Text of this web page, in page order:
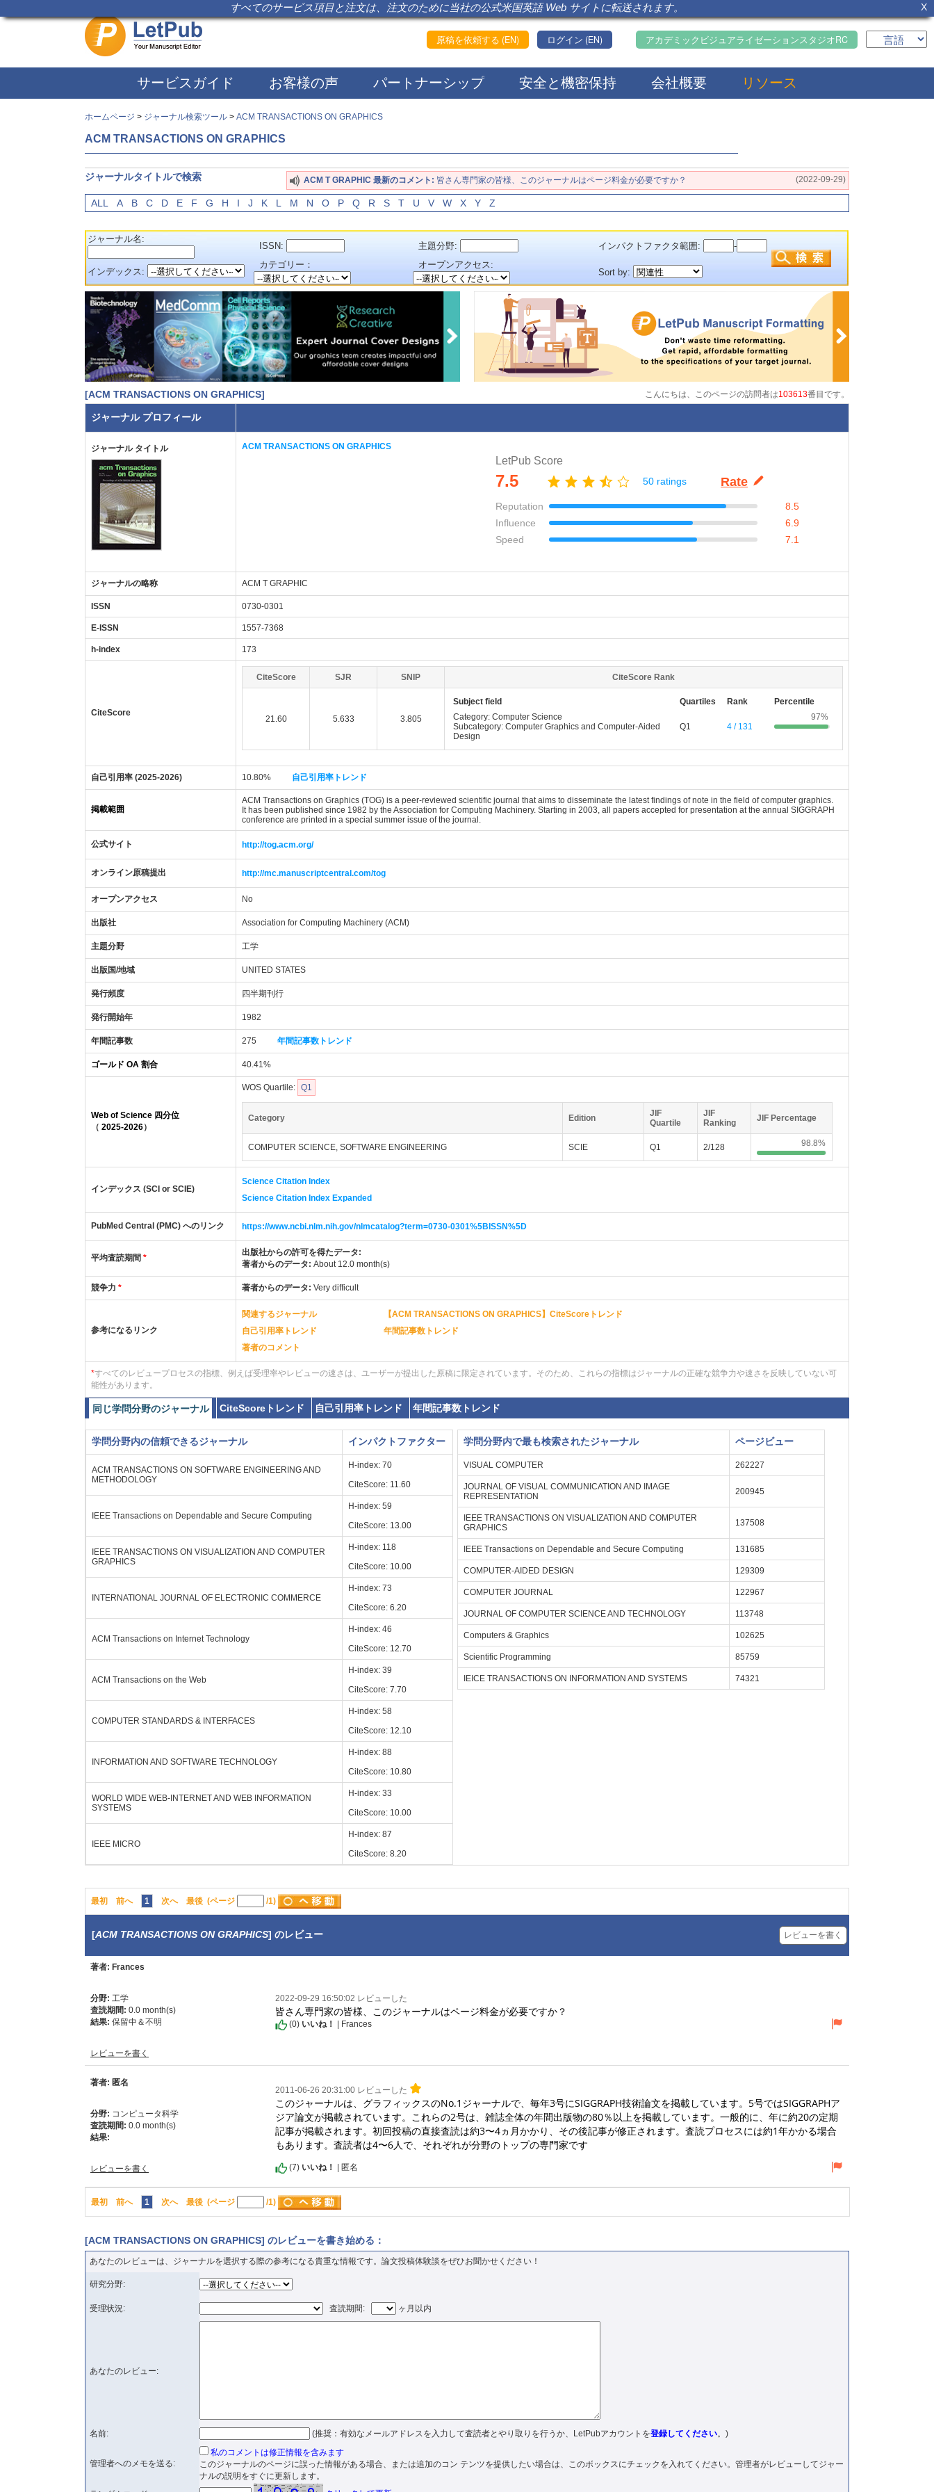
X
すべてのサービス項目と注文は、注文のために当社の公式米国英語 Web サイトに転送されます。
アカデミックビジュアライゼーションスタジオRC
ログイン (EN)
原稿を依頼する (EN)
サービスガイド お客様の声 パートナーシップ 安全と機密保持 会社概要 リソース
ホームページ > ジャーナル検索ツール > ACM TRANSACTIONS ON GRAPHICS
ACM TRANSACTIONS ON GRAPHICS
ジャーナルタイトルで検索 ACM T GRAPHIC 最新のコメント: 皆さん専門家の皆様、このジャーナルはページ料金が必要ですか？ (2022-09-29)
ALL A B C D E F G H I J K L M N O P Q R S T U V W X Y Z
ジャーナル名:
ISSN: 主題分野: インパクトファクタ範囲: -
インデックス:
カテゴリー： オープンアクセス:
Sort by:
[ACM TRANSACTIONS ON GRAPHICS] こんにちは、このページの訪問者は103613番目です。
ジャーナル プロフィール
ジャーナル タイトル ACM TRANSACTIONS ON GRAPHICS
LetPub Score
7.5 50 ratings Rate
Reputation
8.5
Influence
6.9
Speed
7.1
ジャーナルの略称 ACM T GRAPHIC
ISSN 0730-0301
E-ISSN 1557-7368
h-index 173
CiteScore
CiteScore SJR SNIP CiteScore Rank
21.60 5.633 3.805
Subject field Quartiles Rank
Percentile
Category: Computer Science
Subcategory: Computer Graphics and Computer-Aided
Design
Q1 4 / 131
97%
自己引用率 (2025-2026) 10.80% 自己引用率トレンド
掲載範囲
ACM Transactions on Graphics (TOG) is a peer-reviewed scientific journal that aims to disseminate the latest findings of note in the field of computer graphics.
It has been published since 1982 by the Association for Computing Machinery. Starting in 2003, all papers accepted for presentation at the annual SIGGRAPH
conference are printed in a special summer issue of the journal.
公式サイト http://tog.acm.org/
オンライン原稿提出 http://mc.manuscriptcentral.com/tog
オープンアクセス No
出版社 Association for Computing Machinery (ACM)
主題分野 工学
出版国/地域 UNITED STATES
発行頻度 四半期刊行
発行開始年 1982
年間記事数 275 年間記事数トレンド
ゴールド OA 割合 40.41%
Web of Science 四分位
（ 2025-2026）
WOS Quartile: Q1
Category Edition
JIF
Quartile
JIF
Ranking
JIF Percentage
COMPUTER SCIENCE, SOFTWARE ENGINEERING SCIE Q1 2/128 98.8%
インデックス (SCI or SCIE)
Science Citation Index
Science Citation Index Expanded
PubMed Central (PMC) へのリンク https://www.ncbi.nlm.nih.gov/nlmcatalog?term=0730-0301%5BISSN%5D
平均査読期間 *
出版社からの許可を得たデータ:
著者からのデータ: About 12.0 month(s)
競争力 * 著者からのデータ: Very difficult
参考になるリンク
関連するジャーナル
【ACM TRANSACTIONS ON GRAPHICS】CiteScoreトレンド
自己引用率トレンド
年間記事数トレンド
著者のコメント
*すべてのレビュープロセスの指標、例えば受理率やレビューの速さは、ユーザーが提出した原稿に限定されています。そのため、これらの指標はジャーナルの正確な競争力や速さを反映していない可
能性があります。
同じ学問分野のジャーナル CiteScoreトレンド 自己引用率トレンド 年間記事数トレンド
学問分野内の信頼できるジャーナル インパクトファクター
ACM TRANSACTIONS ON SOFTWARE ENGINEERING AND
METHODOLOGY
H-index: 70
CiteScore: 11.60
IEEE Transactions on Dependable and Secure Computing
H-index: 59
CiteScore: 13.00
IEEE TRANSACTIONS ON VISUALIZATION AND COMPUTER
GRAPHICS
H-index: 118
CiteScore: 10.00
INTERNATIONAL JOURNAL OF ELECTRONIC COMMERCE
H-index: 73
CiteScore: 6.20
ACM Transactions on Internet Technology
H-index: 46
CiteScore: 12.70
ACM Transactions on the Web
H-index: 39
CiteScore: 7.70
COMPUTER STANDARDS & INTERFACES
H-index: 58
CiteScore: 12.10
INFORMATION AND SOFTWARE TECHNOLOGY
H-index: 88
CiteScore: 10.80
WORLD WIDE WEB-INTERNET AND WEB INFORMATION
SYSTEMS
H-index: 33
CiteScore: 10.00
IEEE MICRO
H-index: 87
CiteScore: 8.20
学問分野内で最も検索されたジャーナル ページビュー
VISUAL COMPUTER 262227
JOURNAL OF VISUAL COMMUNICATION AND IMAGE
REPRESENTATION
200945
IEEE TRANSACTIONS ON VISUALIZATION AND COMPUTER
GRAPHICS
137508
IEEE Transactions on Dependable and Secure Computing 131685
COMPUTER-AIDED DESIGN 129309
COMPUTER JOURNAL 122967
JOURNAL OF COMPUTER SCIENCE AND TECHNOLOGY 113748
Computers & Graphics 102625
Scientific Programming 85759
IEICE TRANSACTIONS ON INFORMATION AND SYSTEMS 74321
最初 前へ 1 次へ 最後 (ページ /1)
[ACM TRANSACTIONS ON GRAPHICS] のレビュー レビューを書く
著者: Frances
分野: 工学
査読期間: 0.0 month(s)
結果: 保留中＆不明
レビューを書く
2022-09-29 16:50:02 レビューした
皆さん専門家の皆様、このジャーナルはページ料金が必要ですか？
(0) いいね！ | Frances
著者: 匿名
分野: コンピュータ科学
査読期間: 0.0 month(s)
結果:
レビューを書く
2011-06-26 20:31:00 レビューした
このジャーナルは、グラフィックスのNo.1ジャーナルで、毎年3号にSIGGRAPH技術論文を掲載しています。5号ではSIGGRAPHア
ジア論文が掲載されています。これらの2号は、雑誌全体の年間出版物の80％以上を掲載しています。一般的に、年に約20の定期
記事が掲載されます。初回投稿の直接査読は約3〜4ヵ月かかり、その後記事が修正されます。査読プロセスには約1年かかる場合
もあります。査読者は4〜6人で、それぞれが分野のトップの専門家です
(7) いいね！ | 匿名
最初 前へ 1 次へ 最後 (ページ /1)
[ACM TRANSACTIONS ON GRAPHICS] のレビューを書き始める：
あなたのレビューは、ジャーナルを選択する際の参考になる貴重な情報です。論文投稿体験談をぜひお聞かせください！
研究分野:
受理状況: 査読期間: ヶ月以内
あなたのレビュー:
名前: (推奨：有効なメールアドレスを入力して査読者とやり取りを行うか、LetPubアカウントを登録してください。)
管理者へのメモを送る:
私のコメントは修正情報を含みます
このジャーナルのページに誤った情報がある場合、または追加のコン テンツを提供したい場合は、このボックスにチェックを⼊れてください。管理者がレビューしてジャー
ナルの説明をすぐに更新します。